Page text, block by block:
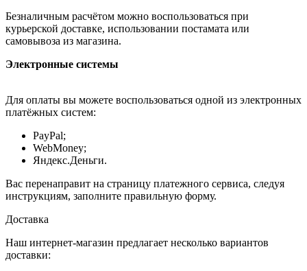
Безналичным расчётом можно воспользоваться при
курьерской доставке, использовании постамата или
самовывоза из магазина.
Электронные системы
Для оплаты вы можете воспользоваться одной из электронных
платёжных систем:
PayPal;
WebMoney;
Яндекс.Деньги.
Вас перенаправит на страницу платежного сервиса, следуя
инструкциям, заполните правильную форму.
Доставка
Наш интернет-магазин предлагает несколько вариантов
доставки: